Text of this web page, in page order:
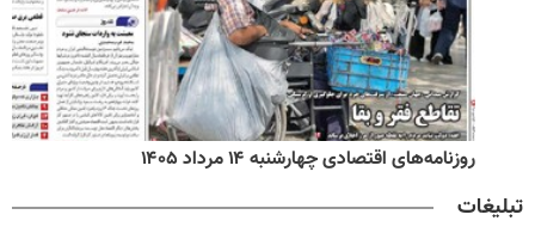
روزنامه‌های اقتصادی چهارشنبه ۱۴ مرداد ۱۴۰۵
تبلیغات